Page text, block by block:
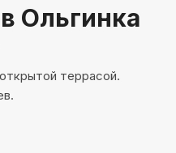
в Ольгинка
террасой.